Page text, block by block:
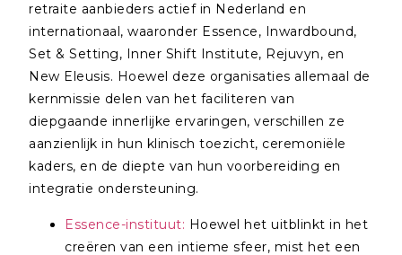
retraite aanbieders actief in Nederland en
internationaal, waaronder Essence, Inwardbound,
Set & Setting, Inner Shift Institute, Rejuvyn, en
New Eleusis. Hoewel deze organisaties allemaal de
kernmissie delen van het faciliteren van
diepgaande innerlijke ervaringen, verschillen ze
aanzienlijk in hun klinisch toezicht, ceremoniële
kaders, en de diepte van hun voorbereiding en
integratie ondersteuning.
Essence-instituut: Hoewel het uitblinkt in het
creëren van een intieme sfeer, mist het een